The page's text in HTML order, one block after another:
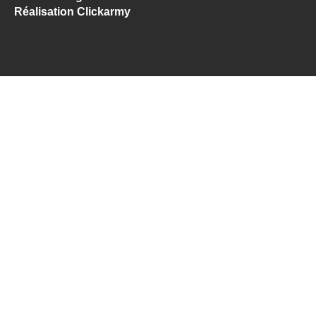
Réalisation Clickarmy